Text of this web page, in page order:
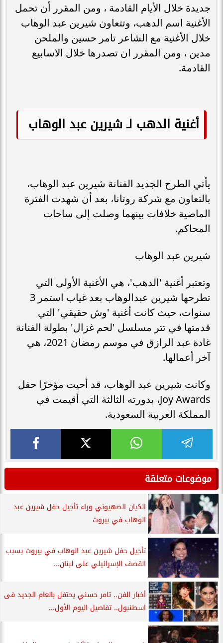
جديدة خلال الأيام القادمة ، ومن المقرر أن تحمل
الأغنية اسم الدهب، وتتعاون شيرين عبد الوهاب
خلال الأغنية مع الشاعر تامر حسين والملحن
مدين ، ومن المقرر ان تصدرها خلال الاسابيع
القادمة.
أغنية الدهب لـ شيرين عبد الوهاب
يأتي الطرح الجديد الفنانة شيرين عبد الوهاب،
بالتعاون مع شركة روتانا، بعد أن شهدت الفترة
الماضية خلافات بينهما وصلت إلى ساحات
المحاكم.
شيرين عبد الوهاب
وتعتبر أغنية 'الدهب'، هي الأغنية الأولى التي
تطرحها شيرين عبدالوهاب بعد غياب استمر 3
سنوات، حيث كانت أغنية 'وش حقيقي' التي
قدمتها في تتر مسلسل 'لحم غزال' بطولة الفنانة
غادة عبد الرازق في موسم رمضان 2021، هي
آخر أعمالها.
وكانت شيرين عبد الوهاب، قد أحيت مؤخرًا حفل
Joy Awards، بدورته الثالثة التي أقيمت في
المملكة العربية السعودية.
موضوعات متعلقة
الكيان الصهيوني وراء تأجيل حفل شيرين عبد
الوهاب في بيروت
تأجيل حفل شيرين عبد الوهاب في بيروت بسبب
القصف الإسرائيلي على لبنان...
أخبار الفن.. تامر حسني يحتفل بالعام الجديد فى
اسطنبول.. تفاصيل اليوم الأول...